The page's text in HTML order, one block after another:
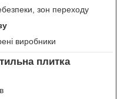
зон переходу
виробники
плитка